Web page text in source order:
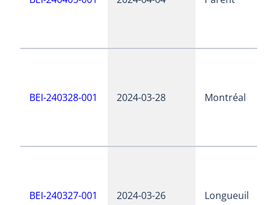
BEI-240328-001 2024-03-28 Montréal
BEI-240327-001 2024-03-26 Longueuil